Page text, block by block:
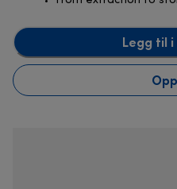
Legg til i